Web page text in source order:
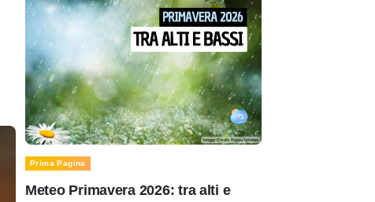
Prima Pagina
Meteo Primavera 2026: tra alti e